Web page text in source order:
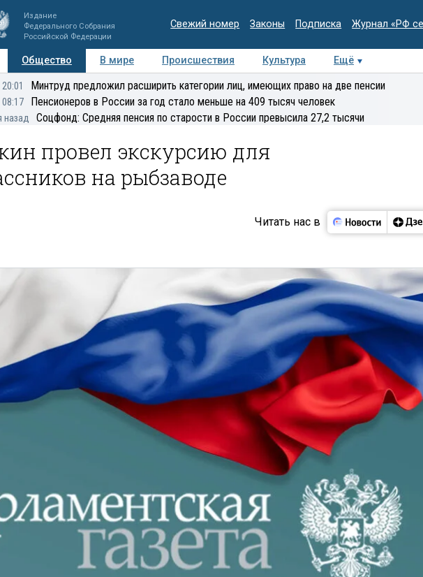
Издание
Федерального Собрания
Российской Федерации
Свежий номер Законы Подписка Журнал «РФ
Общество В мире Происшествия Культура
Ещё
Мнения Регионы Медиацентр Интервью Колумнисты
20:01 Минтруд предложил расширить категории лиц, имеющих право на две пенсии
08:17 Пенсионеров в России за год стало меньше на 409 тысяч человек
назад Соцфонд: Средняя пенсия по старости в России превысила 27,2 тысячи
провел экскурсию для
на рыбзаводе
Читать нас в